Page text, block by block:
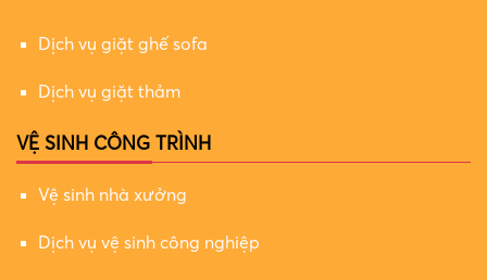
Dịch vụ giặt ghế sofa
Dịch vụ giặt thảm
VỆ SINH CÔNG TRÌNH
Vệ sinh nhà xưởng
Dịch vụ vệ sinh công nghiệp